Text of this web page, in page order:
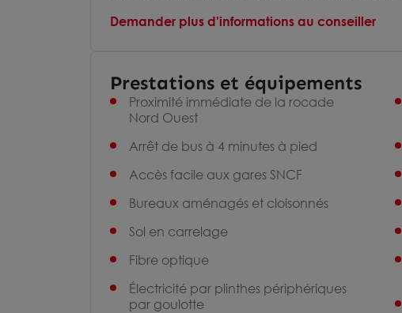
Demander plus d'informations au conseiller
Prestations et équipements
Proximité immédiate de la rocade
Nord Ouest
Arrêt de bus à 4 minutes à pied
Accès facile aux gares SNCF
Bureaux aménagés et cloisonnés
Sol en carrelage
Fibre optique
Électricité par plinthes périphériques
par goulotte